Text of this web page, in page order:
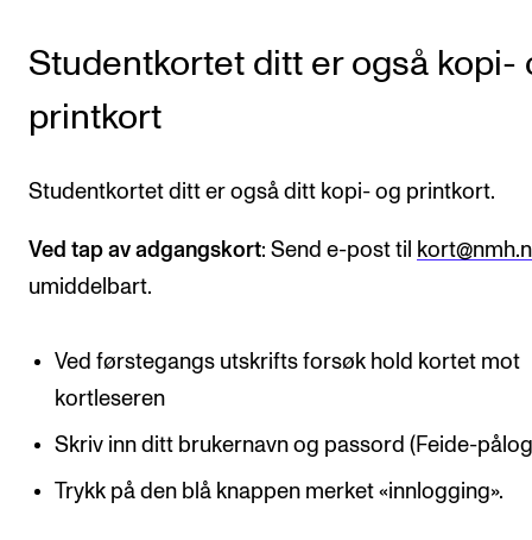
Gjennomføre konserter og arrangementer
Offentlige konserter
Interne konserter og arrangementer
Canvas
IT og digitale tjenester
Sibelius – Notation Software
Rom, bygg, saler og studio
Studentkortet ditt er også kopi-
printkort
Studentkortet ditt er også ditt kopi- og printkort.
Ved tap av adgangskort: Send e-post til
umiddelbart.
Ved førstegangs utskrifts forsøk hold kortet mot
kortleseren
Skriv inn ditt brukernavn og passord (Feide-
Trykk på den blå knappen merket «innlogging».